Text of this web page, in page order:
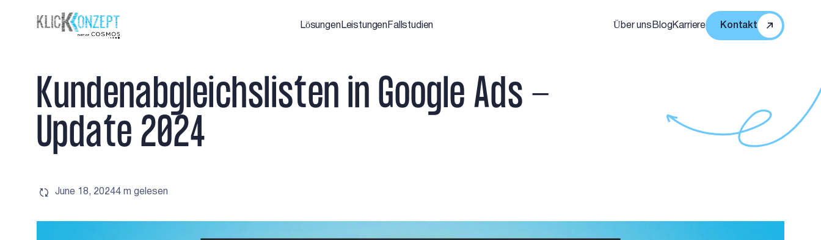
Lösungen Leistungen Fallstudien Über uns Blog Karriere Kontakt
Kundenabgleichslisten in Google Ads -
Update 2024
June 18, 20244 m gelesen